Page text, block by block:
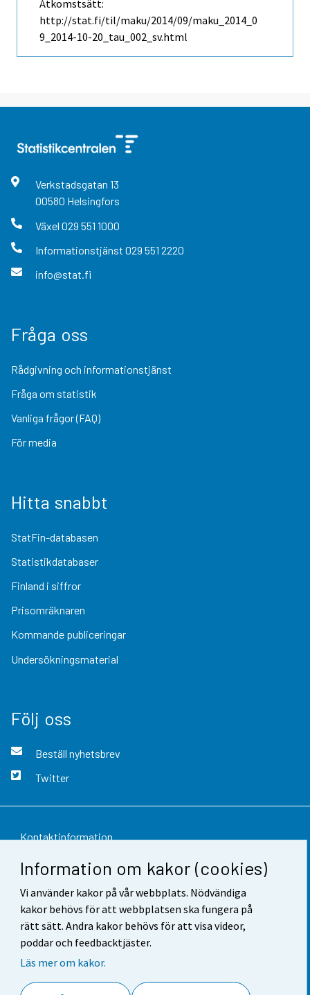
Information om kakor (cookies)
Vi använder kakor på vår webbplats. Nödvändiga
kakor behövs för att webbplatsen ska fungera på
rätt sätt. Andra kakor behövs för att visa videor,
poddar och feedbacktjäster.
Läs mer om kakor.
Åtkomstsätt:
http://stat.fi/til/maku/2014/09/maku_2014_0
9_2014-10-20_tau_002_sv.html
Verkstadsgatan 13
00580 Helsingfors
Växel 029 551 1000
Informationstjänst 029 551 2220
info@stat.fi
Fråga oss
Rådgivning och informationstjänst
Fråga om statistik
Vanliga frågor (FAQ)
För media
Hitta snabbt
StatFin-databasen
Statistikdatabaser
Finland i siffror
Prisomräknaren
Kommande publiceringar
Undersökningsmaterial
Följ oss
Beställ nyhetsbrev
Twitter
Kontaktinformation
Respons
Användarvillkor
Dataskydd
Tillgänglighet